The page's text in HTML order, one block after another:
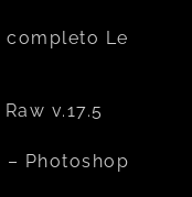
completo Le
v.17.5
– Photoshop